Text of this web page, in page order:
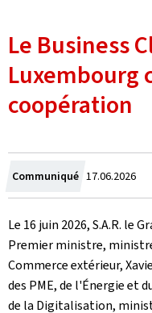
Le Business
Luxembourg
coopération
Communiqué Crée
le
17.06.2026
Le 16 juin 2026, S.A.R. le
Premier ministre,
Commerce extérieur,
des PME, de l'Énergie et
de la Digitalisation,